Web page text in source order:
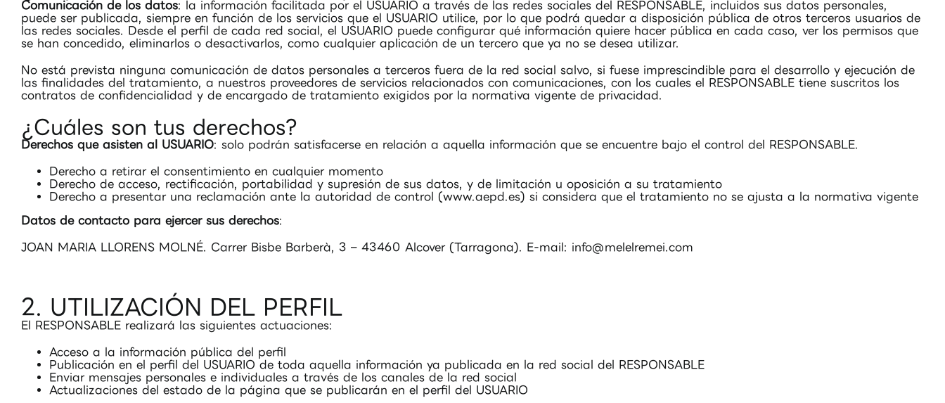
Comunicación de los datos: la información facilitada por el USUARIO a través de las redes sociales del RESPONSABLE, incluidos sus datos personales,
puede ser publicada, siempre en función de los servicios que el USUARIO utilice, por lo que podrá quedar a disposición pública de otros terceros usuarios de
las redes sociales. Desde el perfil de cada red social, el USUARIO puede configurar qué información quiere hacer pública en cada caso, ver los permisos que
se han concedido, eliminarlos o desactivarlos, como cualquier aplicación de un tercero que ya no se desea utilizar.
No está prevista ninguna comunicación de datos personales a terceros fuera de la red social salvo, si fuese imprescindible para el desarrollo y ejecución de
las finalidades del tratamiento, a nuestros proveedores de servicios relacionados con comunicaciones, con los cuales el RESPONSABLE tiene suscritos los
contratos de confidencialidad y de encargado de tratamiento exigidos por la normativa vigente de privacidad.
¿Cuáles son tus derechos?
Derechos que asisten al USUARIO: solo podrán satisfacerse en relación a aquella información que se encuentre bajo el control del RESPONSABLE.
Derecho a retirar el consentimiento en cualquier momento
Derecho de acceso, rectificación, portabilidad y supresión de sus datos, y de limitación u oposición a su tratamiento
Derecho a presentar una reclamación ante la autoridad de control (www.aepd.es) si considera que el tratamiento no se ajusta a la normativa vigente
Datos de contacto para ejercer sus derechos:
JOAN MARIA LLORENS MOLNÉ. Carrer Bisbe Barberà, 3 – 43460 Alcover (Tarragona). E-mail: info@melelremei.com
2. UTILIZACIÓN DEL PERFIL
El RESPONSABLE realizará las siguientes actuaciones:
Acceso a la información pública del perfil
Publicación en el perfil del USUARIO de toda aquella información ya publicada en la red social del RESPONSABLE
Enviar mensajes personales e individuales a través de los canales de la red social
Actualizaciones del estado de la página que se publicarán en el perfil del USUARIO